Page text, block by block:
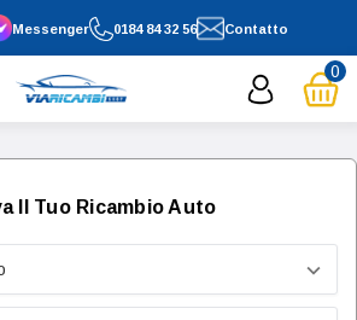
0184 84 32 56 Contatto
Messenger
0
Il Tuo Ricambio Auto